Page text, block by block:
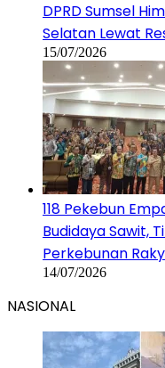
DPRD Sumsel
Selatan Lewat
15/07/2026
118 Pekebun
Budidaya Sawit,
Perkebunan
14/07/2026
NASIONAL